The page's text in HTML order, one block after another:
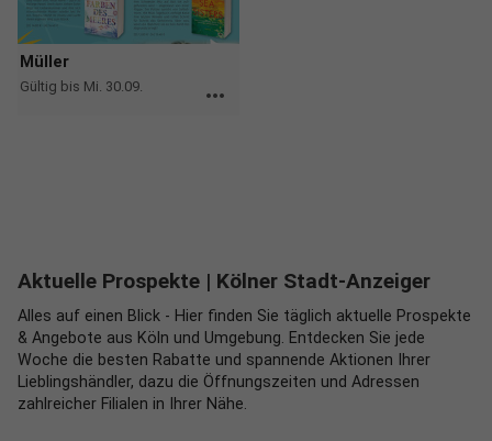
Müller
Gültig bis Mi. 30.09. more_horiz
Aktuelle Prospekte | Kölner Stadt-Anzeiger
Alles auf einen Blick - Hier finden Sie täglich aktuelle Prospekte
& Angebote aus Köln und Umgebung. Entdecken Sie jede
Woche die besten Rabatte und spannende Aktionen Ihrer
Lieblingshändler, dazu die Öffnungszeiten und Adressen
zahlreicher Filialen in Ihrer Nähe.